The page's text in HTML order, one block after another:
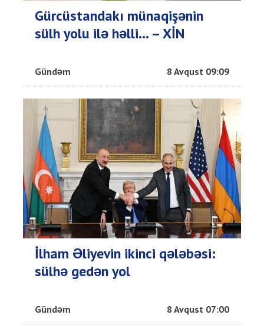
Gürcüstandakı münaqişənin
sülh yolu ilə həlli... – XİN
Gündəm 8 Avqust 09:09
İlham Əliyevin ikinci qələbəsi:
sülhə gedən yol
Gündəm 8 Avqust 07:00